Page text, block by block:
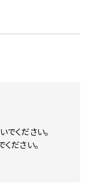
ください。
ださい。